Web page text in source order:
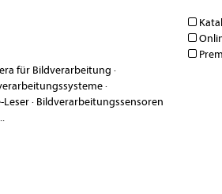
für Bildverarbeitung ·
·
Leser· Bildverarbeitungssensoren